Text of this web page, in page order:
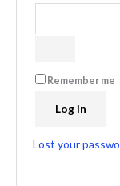
Remember me
Log in
Lost your